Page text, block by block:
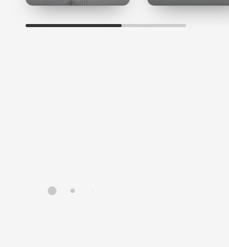
стенки сосудов и капилляров; осветляет
(нейтрализует свободные радикалы, являющиеся